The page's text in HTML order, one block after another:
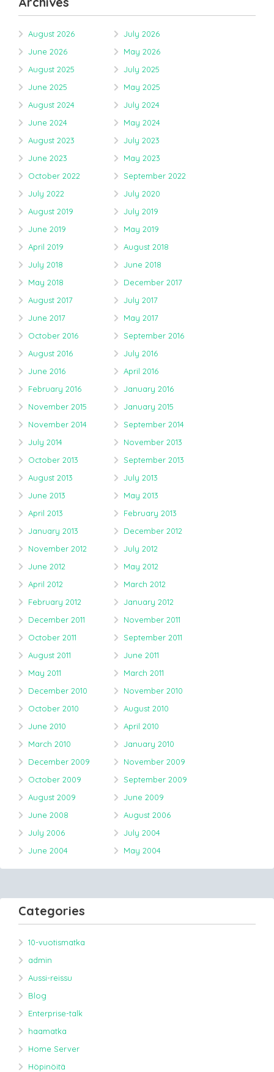
August 2026
July 2026
June 2026
May 2026
August 2025
July 2025
June 2025
May 2025
August 2024
July 2024
June 2024
May 2024
August 2023
July 2023
June 2023
May 2023
October 2022
September 2022
July 2022
July 2020
August 2019
July 2019
June 2019
May 2019
April 2019
August 2018
July 2018
June 2018
May 2018
December 2017
August 2017
July 2017
June 2017
May 2017
October 2016
September 2016
August 2016
July 2016
June 2016
April 2016
February 2016
January 2016
November 2015
January 2015
November 2014
September 2014
July 2014
November 2013
October 2013
September 2013
August 2013
July 2013
June 2013
May 2013
April 2013
February 2013
January 2013
December 2012
November 2012
July 2012
June 2012
May 2012
April 2012
March 2012
February 2012
January 2012
December 2011
November 2011
October 2011
September 2011
August 2011
June 2011
May 2011
March 2011
December 2010
November 2010
October 2010
August 2010
June 2010
April 2010
March 2010
January 2010
December 2009
November 2009
October 2009
September 2009
August 2009
June 2009
June 2008
August 2006
July 2006
July 2004
June 2004
May 2004
Categories
10-vuotismatka
admin
Aussi-reissu
Blog
Enterprise-talk
haamatka
Home Server
Höpinöitä